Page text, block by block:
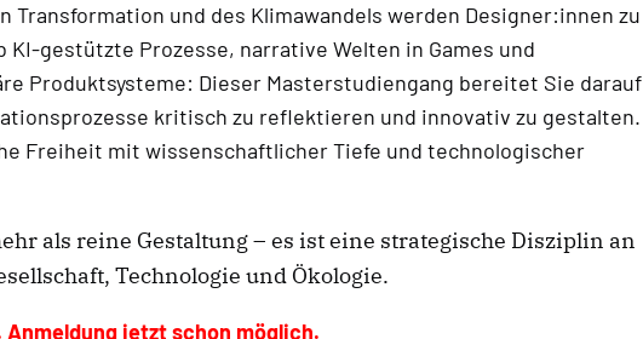
Transformation und des Klimawandels werden Designer:innen zu
KI-gestützte Prozesse, narrative Welten in Games und
Produktsysteme: Dieser Masterstudiengang bereitet Sie darauf
kritisch zu reflektieren und innovativ zu gestalten.
Freiheit mit wissenschaftlicher Tiefe und technologischer
als reine Gestaltung – es ist eine strategische Disziplin an
Technologie und Ökologie.
jetzt schon möglich.